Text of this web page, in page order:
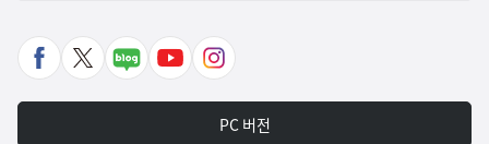
페
X
네
유
인
타
PC 버전